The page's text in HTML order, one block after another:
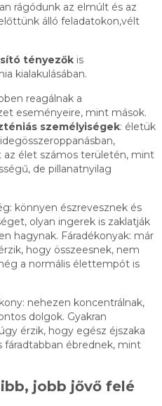
rágódunk az elmúlt és az
álló feladatokon,vélt
tényezőkis
kialakulásában.
reagálnak a
eseményeire, mint mások.
személyiségek: életük
az élet számos területén, mint
de pillanatnyilag
könnyen észrevesznek és
olyan ingerek is zaklatják
hagynak. Fáradékonyak: már
hogy összeesnek, nem
a normális élettempót is
nehezen koncentrálnak,
dolgok. Gyakran
érzik, hogy egész éjszaka
fáradtabban ébrednek, mint
jobb jővő felé